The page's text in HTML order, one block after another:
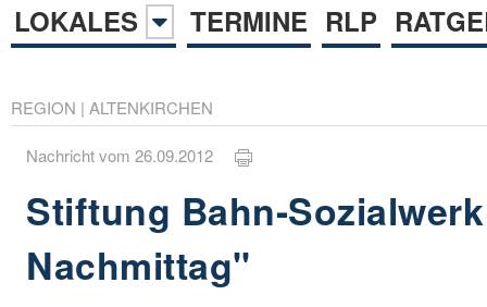
LOKALES
TERMINE RLP
REGION | ALTENKIRCHEN
Nachricht vom 26.09.2012
Stiftung Bahn-
Nachmittag"